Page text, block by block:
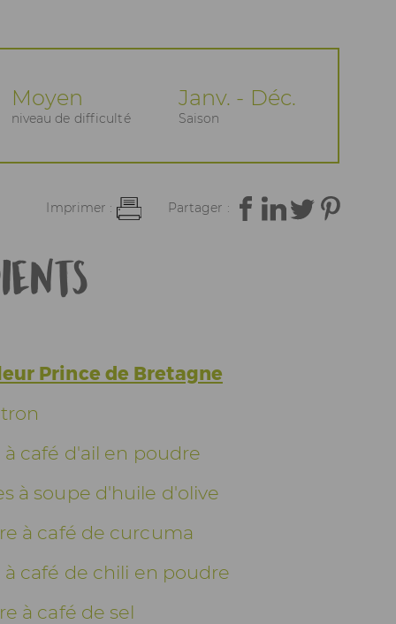
Moyen
niveau de difficulté
Janv. - Déc.
Saison
Imprimer : Partager :
Prince de Bretagne
à café d'ail en poudre
à soupe d'huile d'olive
à café de curcuma
à café de chili en poudre
à café de sel